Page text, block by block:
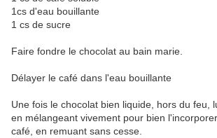
1cs d'eau bouillante
1 cs de sucre
Faire fondre le chocolat au bain marie.
Délayer le café dans l'eau bouillante
Une fois le chocolat bien liquide, hors du feu,
en mélangeant vivement pour bien
café, en remuant sans cesse.